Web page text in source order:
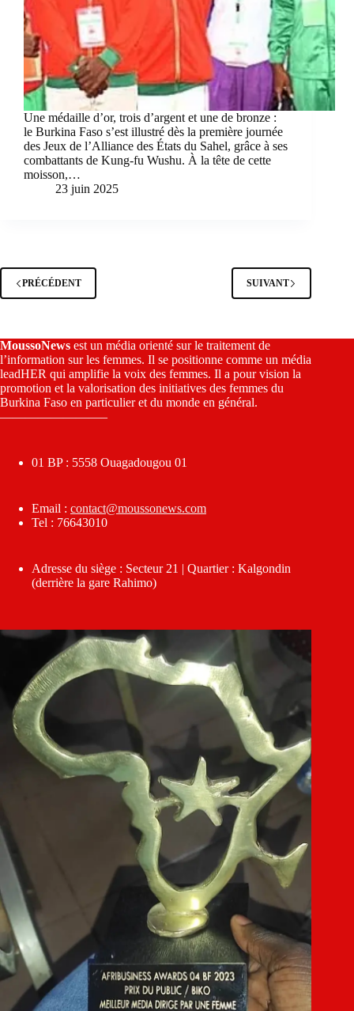
Une médaille d’or, trois d’argent et une de bronze :
le Burkina Faso s’est illustré dès la première journée
des Jeux de l’Alliance des États du Sahel, grâce à ses
combattants de Kung-fu Wushu. À la tête de cette
moisson,…
23 juin 2025
PRÉCÉDENT SUIVANT
MoussoNews est un média orienté sur le traitement de
l’information sur les femmes. Il se positionne comme un média
leadHER qui amplifie la voix des femmes. Il a pour vision la
promotion et la valorisation des initiatives des femmes du
Burkina Faso en particulier et du monde en général.
————————–
01 BP : 5558 Ouagadougou 01
Email : contact@moussonews.com
Tel : 76643010
Adresse du siège : Secteur 21 | Quartier : Kalgondin
(derrière la gare Rahimo)